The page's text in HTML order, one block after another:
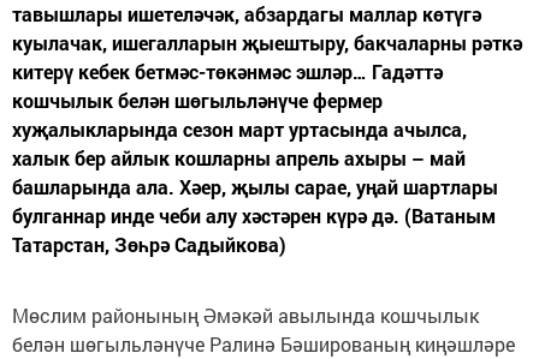
тавышлары ишетеләчәк, абзардагы маллар көтүгә
куылачак, ишегалларын җыештыру, бакчаларны рәткә
китерү кебек бетмәс-төкәнмәс эшләр… Гадәттә
кошчылык белән шөгыльләнүче фермер
хуҗалыкларында сезон март уртасында ачылса,
халык бер айлык кошларны апрель ахыры – май
башларында ала. Хәер, җылы сарае, уңай шартлары
булганнар инде чеби алу хәстәрен күрә дә. (Ватаным
Татарстан, Зөһрә Садыйкова)
Мөслим районының Әмәкәй авылында кошчылык
белән шөгыльләнүче Ралинә Бәшированың киңәшләре